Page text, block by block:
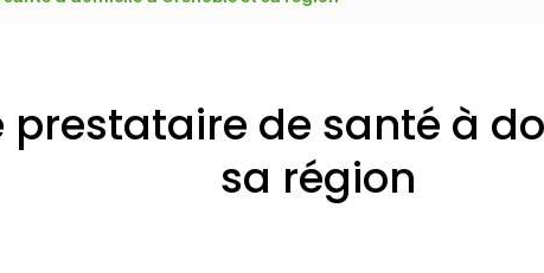
de santé à
sa région